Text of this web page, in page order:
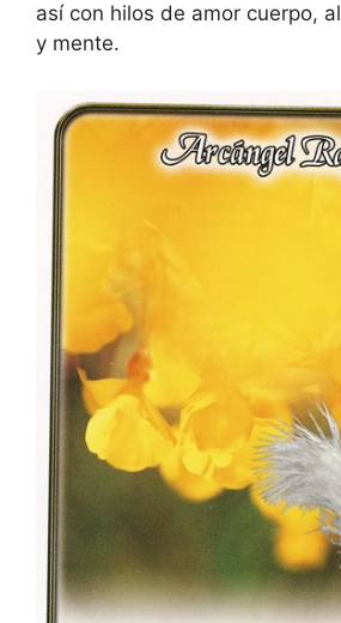
así con hilos de amor cuerpo,
y mente.